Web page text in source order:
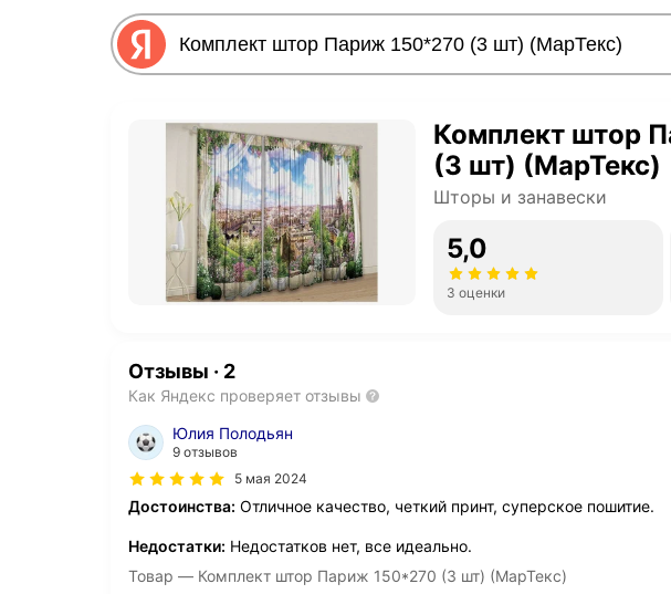
Комплект штор
(3 шт) (МарТекс)
Шторы и занавески
5,0
3 оценки
Отзывы · 2
Как Яндекс проверяет отзывы
Юлия Полодьян
9 отзывов
5 мая 2024
Достоинства: Отличное качество, четкий принт, суперское пошитие.
Недостатки: Недостатков нет, все идеально.
Товар — Комплект штор Париж 150*270 (3 шт) (МарТекс)